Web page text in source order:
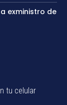
exministro de
tu celular